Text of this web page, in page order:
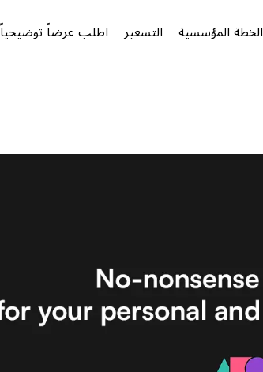
الخطة المؤسسية التسعير اطلب عرضاً توضيحياً